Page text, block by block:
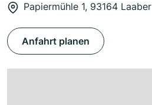
Papiermühle 1, 93164 Laaber
Anfahrt planen